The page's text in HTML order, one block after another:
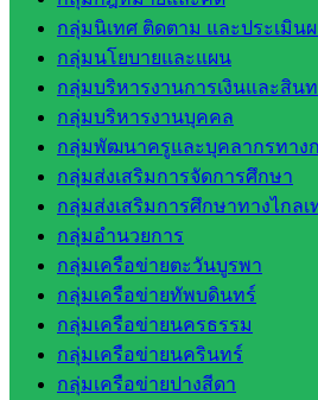
กลุ่มนิเทศ ติดตาม และประเมิน
กลุ่มนโยบายและแผน
กลุ่มบริหารงานการเงินและสิน
กลุ่มบริหารงานบุคคล
กลุ่มพัฒนาครูและบุคลากรทาง
กลุ่มส่งเสริมการจัดการศึกษา
กลุ่มส่งเสริมการศึกษาทางไกล
กลุ่มอำนวยการ
กลุ่มเครือข่ายตะวันบูรพา
กลุ่มเครือข่ายทัพบดินทร์
กลุ่มเครือข่ายนครธรรม
กลุ่มเครือข่ายนครินทร์
กลุ่มเครือข่ายปางสีดา
ส่วน
จังหวัด
สระแก้ว
ศึกษาธิการ
จังหวัด
สระแก้ว
สำนักงาน
ส.ก.ส.ค.
จังหวัด
สระแก้ว
สพป.
สระแก้ว
เขต 1